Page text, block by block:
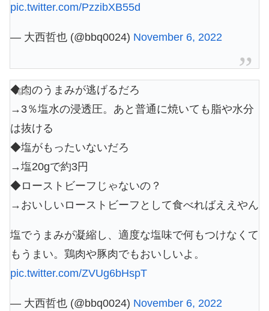
pic.twitter.com/PzzibXB55d
— 大西哲也 (@bbq0024) November 6, 2022
◆肉のうまみが逃げるだろ
→3％塩水の浸透圧。あと普通に焼いても脂や水分
は抜ける
◆塩がもったいないだろ
→塩20gで約3円
◆ローストビーフじゃないの？
→おいしいローストビーフとして食べればええやん
塩でうまみが凝縮し、適度な塩味で何もつけなくて
もうまい。鶏肉や豚肉でもおいしいよ。
pic.twitter.com/ZVUg6bHspT
— 大西哲也 (@bbq0024) November 6, 2022